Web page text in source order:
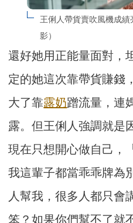
王俐人帶貨賣吹風機成
影）
還好她用正能量面對，
定的她這次靠帶貨賺錢
大了靠露奶蹭流量，連
露。但王俐人強調就是
現在只想開心做自己，
我這輩子都當乖乖牌為
人幫我，很多人都只會
笨？如果你們幫不了就